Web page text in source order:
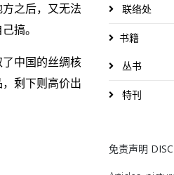
之后，又无法
搞。
中国的丝绸核
剩下则高价出
联络处
书籍
丛书
特刊
免责声明